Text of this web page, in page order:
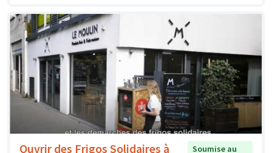
Ouvrir des Frigos Solidaires à
Soumise au